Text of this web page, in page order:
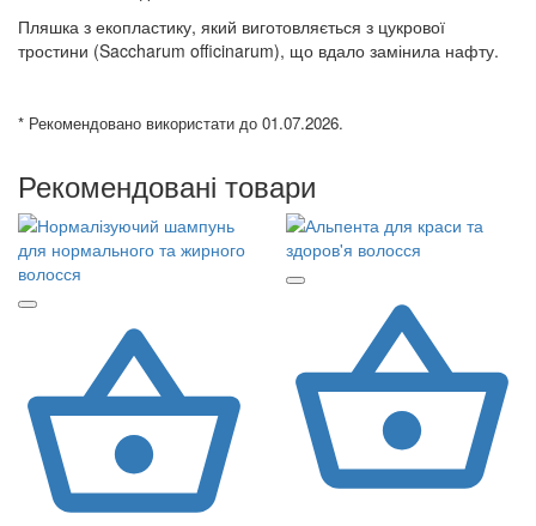
Пляшка з екопластику, який виготовляється з цукрової
тростини (Saccharum officinarum), що вдало замінила нафту.
* Рекомендовано використати до 01.07.2026.
Рекомендовані товари